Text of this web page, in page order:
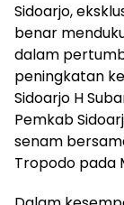
Sidoarjo,
benar
dalam
peningkatan
Sidoarjo H
Pemkab
senam
Tropodo pada